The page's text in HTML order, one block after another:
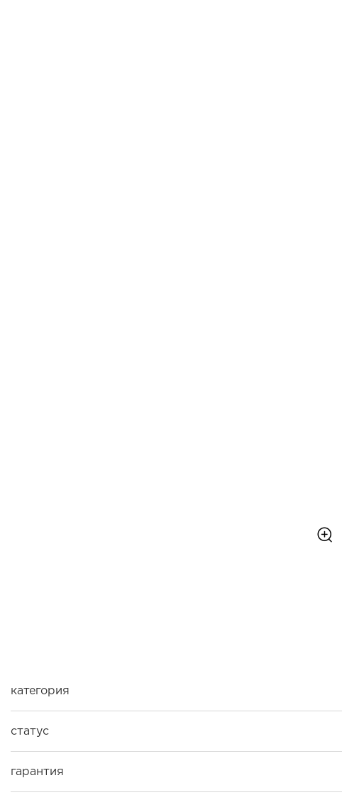
категория
статус
гарантия